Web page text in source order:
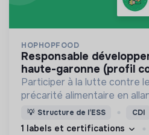
HOPHOPFOOD
responsable développement toulouse &
haute-garonne (profil
Participer à la lutte contre
précarité alimentaire en
commerçants pour leur
antigaspi solidaire mise en
💡 Structure de l’ESS CDI
1 labels et certifications